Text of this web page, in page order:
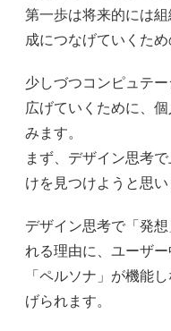
第一歩は将来的には
成につなげていくため
少しづつコンピュテ
広げていくために、
みます。
まず、デザイン思考
けを見つけようと思い
デザイン思考で「発
れる理由に、ユーザ
「ペルソナ」が機能
げられます。